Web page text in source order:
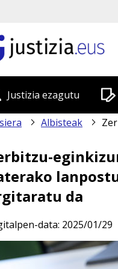
Justizia ezagutu
Albisteak Zerbitzu-
da
data: 2025/01/29